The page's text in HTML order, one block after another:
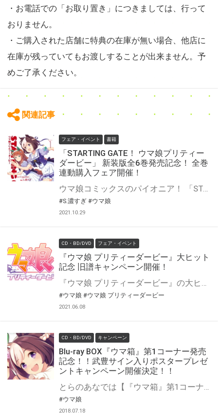
・お電話での「お取り置き」につきましては、行って
おりません。
・ご購入された店舗に特典の在庫が無い場合、他店に
在庫が残っていてもお渡しすることが出来ません。予
めご了承ください。
関連記事
フェア・イベント 書籍
「STARTING GATE！ ウマ娘プリティー
ダービー」 新装版全6巻発売記念！ 全巻
連動購入フェア開催！
ウマ娘コミックスのパイオニア！ 「STARTING GATE！ ウマ娘プリティーダービー」が新装版で2巻ずつ、11月から3月まで隔月で発売決定！ さらに！ 旧版では電子書籍版のみだった５・６巻も待望の紙での単行本化決定！ その発売を記念して、とらのあなでは全巻連動購入フェアを開催いたします！ 11月に発売の１・２巻、2022年1月発売の３・４巻、3月発売の５・６巻をご購入頂くと、 サイレンススズカの特製A3布ポスターをプレゼントいたします！ さらにさらに、コミックス各巻には特製クリアしおりもついてくる！ この機会をお見逃しなく！
#S.濃すぎ #ウマ娘
2021.10.29
CD・BD/DVD フェア・イベント
『ウマ娘 プリティーダービー』大ヒット
記念 旧譜キャンペーン開催！
『ウマ娘 プリティーダービー』の大ヒット記念を記念して、旧譜キャンペーンを開催いたします！ シリーズを揃えるチャンスになりますので、是非この機会をお見逃しなく！
#ウマ娘 #ウマ娘 プリティーダービー
2021.06.08
CD・BD/DVD キャンペーン
Blu-ray BOX『ウマ箱』第1コーナー発売
記念！！武豊サイン入りポスタープレゼ
ントキャンペーン開催決定！！
とらのあなでは【『ウマ箱』第1コーナー(アニメ「ウマ娘 プリティーダービー」トレーナーズBOX)】の発売を記念して、 武豊さんの直筆サイン入りポスタープレゼントキャンペーンを開催します！！ 貴重な直筆サイン入りポスターを手に入れるチャンスです！ 是非、奮ってご応募ください♪
#ウマ娘
2018.07.18